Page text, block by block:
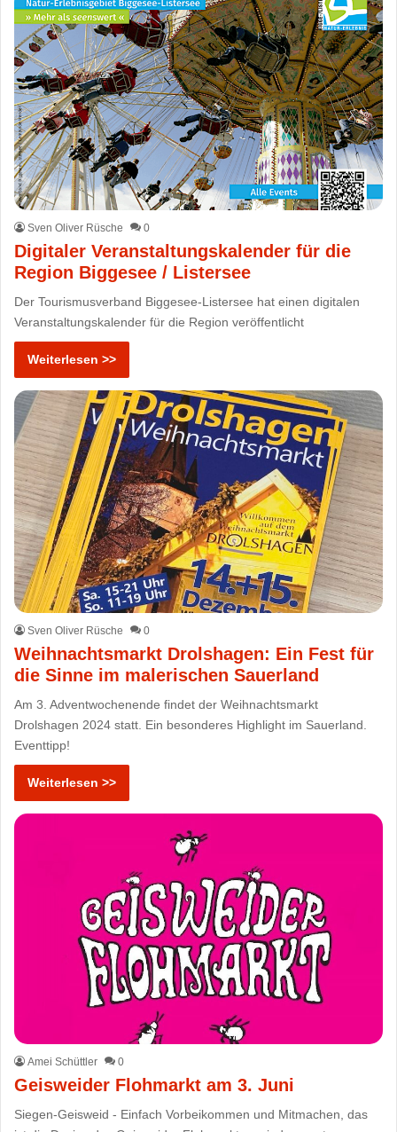
Sven Oliver Rüsche 0
Digitaler Veranstaltungskalender für die
Region Biggesee / Listersee
Der Tourismusverband Biggesee-Listersee hat einen digitalen
Veranstaltungskalender für die Region veröffentlicht
Weiterlesen >>
Sven Oliver Rüsche 0
Weihnachtsmarkt Drolshagen: Ein Fest für
die Sinne im malerischen Sauerland
Am 3. Adventwochenende findet der Weihnachtsmarkt
Drolshagen 2024 statt. Ein besonderes Highlight im Sauerland.
Eventtipp!
Weiterlesen >>
Amei Schüttler 0
Geisweider Flohmarkt am 3. Juni
Siegen-Geisweid - Einfach Vorbeikommen und Mitmachen, das